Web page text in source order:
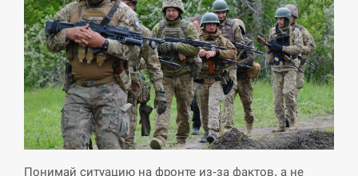
СЕРПЕНЬ
15:00
РФ провела новий раунд таємних зустрічей з
Європою щодо війни…
СЕРПЕНЬ
Экс-послу в США Стефанишиной вручили новое
Понимай ситуацию на фронте из-за фактов, а не